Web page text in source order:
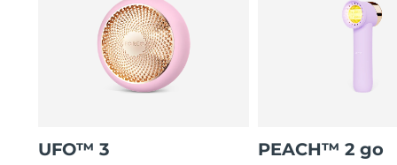
UFO™ 3 PEACH™ 2 go